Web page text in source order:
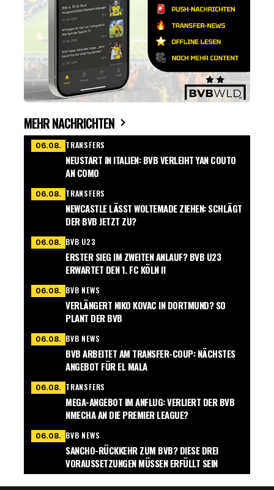
MEHR NACHRICHTEN
06.08. TRANSFERS
NEUSTART IN ITALIEN: BVB VERLEIHT YAN COUTO
AN COMO
06.08. TRANSFERS
NEWCASTLE LÄSST WOLTEMADE ZIEHEN: SCHLÄGT
DER BVB JETZT ZU?
06.08. BVB U23
ERSTER SIEG IM ZWEITEN ANLAUF? BVB U23
ERWARTET DEN 1. FC KÖLN II
06.08. BVB NEWS
VERLÄNGERT NIKO KOVAC IN DORTMUND? SO
PLANT DER BVB
06.08. BVB NEWS
BVB ARBEITET AM TRANSFER-COUP: NÄCHSTES
ANGEBOT FÜR EL MALA
06.08. TRANSFERS
MEGA-ANGEBOT IM ANFLUG: VERLIERT DER BVB
NMECHA AN DIE PREMIER LEAGUE?
06.08. BVB NEWS
SANCHO-RÜCKKEHR ZUM BVB? DIESE DREI
VORAUSSETZUNGEN MÜSSEN ERFÜLLT SEIN